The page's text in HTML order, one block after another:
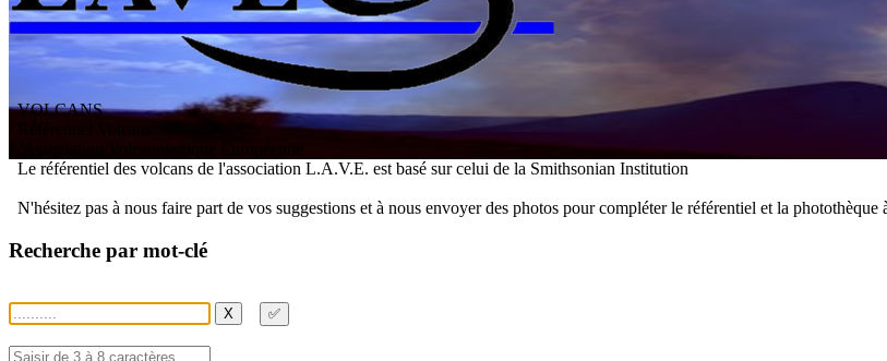
VOLCANS
olcanologique
Le référentiel des volcans de l'association L.A.V.E. est basé sur celui de la Smithsonian Institution
N'hésitez pas à nous faire part de vos suggestions et à nous envoyer des photos pour compléter le référentiel et la
Recherche par mot-clé
X ✅